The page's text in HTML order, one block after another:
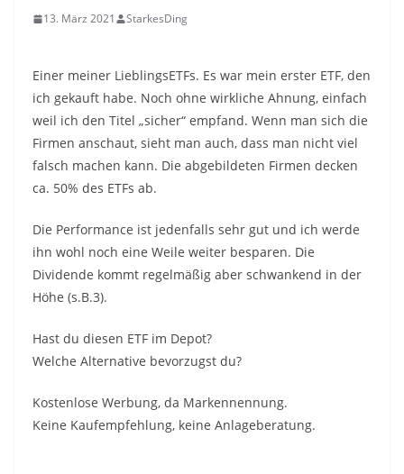
13. März 2021 StarkesDing
Einer meiner LieblingsETFs. Es war mein erster ETF, den
ich gekauft habe. Noch ohne wirkliche Ahnung, einfach
weil ich den Titel „sicher“ empfand. Wenn man sich die
Firmen anschaut, sieht man auch, dass man nicht viel
falsch machen kann. Die abgebildeten Firmen decken
ca. 50% des ETFs ab.
Die Performance ist jedenfalls sehr gut und ich werde
ihn wohl noch eine Weile weiter besparen. Die
Dividende kommt regelmäßig aber schwankend in der
Höhe (s.B.3).
Hast du diesen ETF im Depot?
Welche Alternative bevorzugst du?
Kostenlose Werbung, da Markennennung.
Keine Kaufempfehlung, keine Anlageberatung.